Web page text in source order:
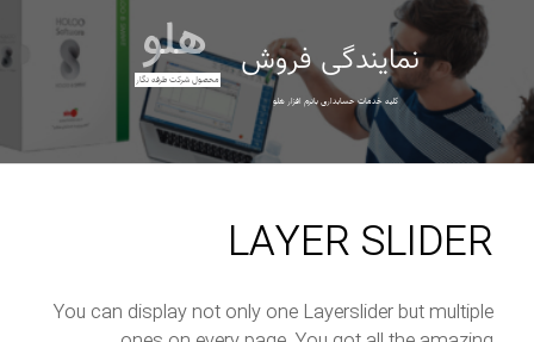
نمایندگی فروش هلو
کلیه خدمات حسابداری بانرم افزار هلو
محصول شرکت طرفه نگار
LAYER SLIDER
You can display not only one Layerslider but multiple